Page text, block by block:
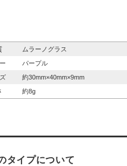
ムラーノグラス
パープル
約30mm×40mm×9mm
約8g
タイプについて